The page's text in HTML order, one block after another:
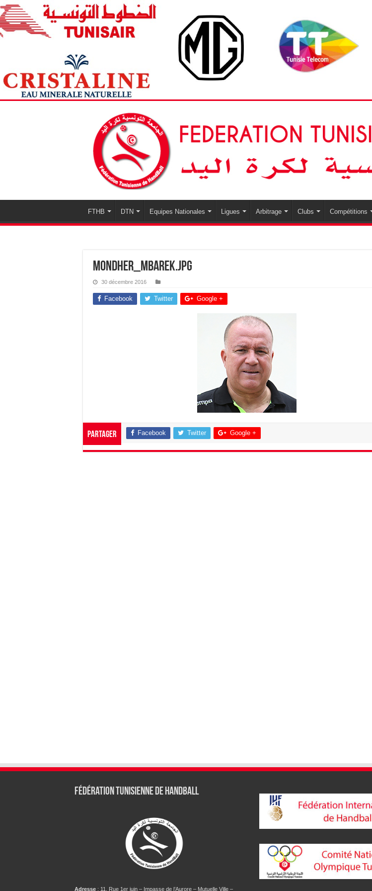
FTHB DTN Equipes Nationales Ligues Arbitrage Clubs Compétitions
mondher_mbarek.jpg
30 décembre 2016
Facebook Twitter Google +
Partager Facebook Twitter Google +
Fédération tunisienne de Handball
Adresse: 11, Rue 1er juin – Impasse de l’Aurore – Mutuelle Ville –